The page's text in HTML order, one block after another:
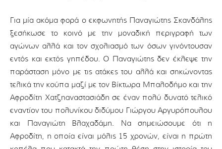
Για μία ακόμα φορά ο εκφωνητής Παναγιώτης Σκανδάλης
ξεσήκωσε το κοινό με την μοναδική περιγραφή των
αγώνων αλλά και τον σχολιασμό των όσων γινόντουσαν
εντός και εκτός γηπέδου. Ο Παναγιώτης δεν έκλεψε την
παράσταση μόνο με τις ατάκες του αλλά και σηκώνοντας
τελικά την κούπα μαζί με τον Βίκτωρα Μπαλοδήμο και την
Αφροδίτη Χατζηαναστασιάδη σε έναν πολύ δυνατό τελικό
εναντίον του πολυνίκου διδύμου Γιώργου Αργυρόπουλου
και Παναγιώτη Βλαχαδάμη. Να σημειώσουμε ότι η
Αφροδίτη, η οποία είναι μόλις 15 χρονών, είναι η πρώτη